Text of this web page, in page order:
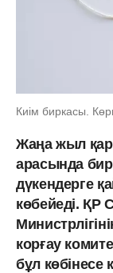
Киім биркасы.
Жаңа жыл
арасында
дүкендерге
көбейеді. ҚР
корғау
бұл көбінесе